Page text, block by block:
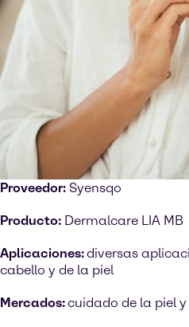
Proveedor: Syensqo
Producto: Dermalcare LIA MB
Aplicaciones:diversas
cabello y de la piel
Mercados:cuidado de la piel